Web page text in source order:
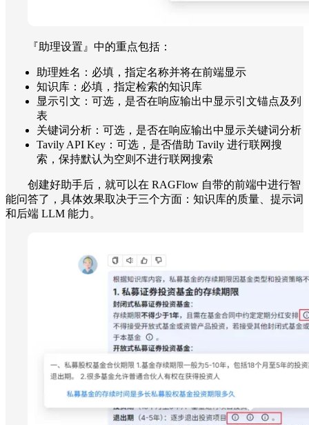
『助理设置』中的重点包括：
助理姓名：必填，指定名称并将在前端显示
知识库：必填，指定检索的知识库
显示引文：可选，是否在响应输出中显示引文锚点及列
表
关键词分析：可选，是否在响应输出中显示关键词分析
Tavily API Key：可选，是否借助 Tavily 进行联网搜
索，保持默认为空则不进行联网搜索
创建好助手后，就可以在 RAGFlow 自带的前端中进行智
能问答了，具体效果取决于三个方面：知识库的质量、提示词
和后端 LLM 能力。